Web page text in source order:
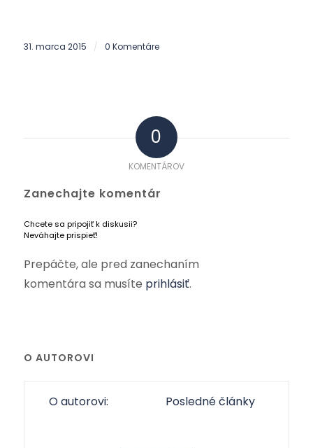
31. marca 2015 / 0 Komentáre
0
KOMENTÁROV
Zanechajte komentár
Chcete sa pripojiť k diskusii?
Neváhajte prispieť!
Prepáčte, ale pred zanechaním
komentára sa musíte prihlásiť.
O AUTOROVI
O autorovi: Posledné články